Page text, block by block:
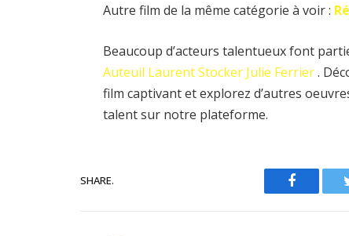
Autre film de la même catégorie à voir :
Beaucoup d’acteurs talentueux font
Auteuil Laurent Stocker Julie Ferrier.
film captivant et explorez d’autres
talent sur notre plateforme.
SHARE.
Facebook